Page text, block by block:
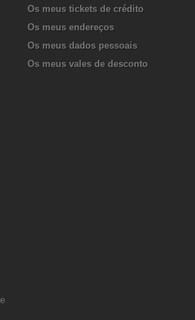
Os meus tickets de crédito
Os meus endereços
Os meus dados pessoais
Os meus vales de desconto